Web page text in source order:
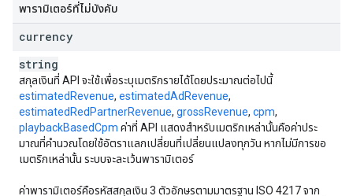
พารามิเตอร์ที่ไม่บังคับ
currency
string
สกุลเงินที่ API จะใช้เพื่อระบุเมตริกรายได้โดยประมาณต่อไปนี้
estimatedRevenue, estimatedAdRevenue,
estimatedRedPartnerRevenue, grossRevenue, cpm,
playbackBasedCpm ค่าที่ API แสดงสําหรับเมตริกเหล่านั้นคือค่าประ
มาณที่คํานวณโดยใช้อัตราแลกเปลี่ยนที่เปลี่ยนแปลงทุกวัน หากไม่มีการขอ
เมตริกเหล่านั้น ระบบจะละเว้นพารามิเตอร์
ค่าพารามิเตอร์คือรหัสสกุลเงิน 3 ตัวอักษรตามมาตรฐาน ISO 4217 จาก